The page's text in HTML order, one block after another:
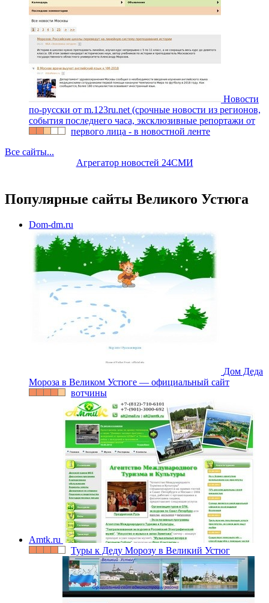
Новости
по-русски от m.123ru.net (срочные новости из регионов,
события последнего часа, эксклюзивные репортажи от
первого лица - в новостной ленте
Все сайты...
Агрегатор новостей 24СМИ
Популярные сайты Великого Устюга
Dom-dm.ru
Дом Деда
Мороза в Великом Устюге — официальный сайт
вотчины
Amtk.ru
Туры к Деду Морозу в Великий Устюг